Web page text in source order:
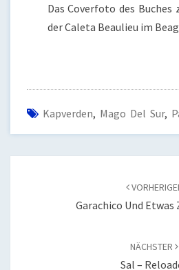
Das Coverfoto des Buches
der Caleta Beaulieu im
Kapverden, Mago Del Sur,
Garachico Und Etwas
NÄCHSTER
Sal –